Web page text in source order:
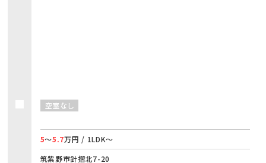
空室なし
5～5.7万円 / 1LDK～
筑紫野市針摺北7-20